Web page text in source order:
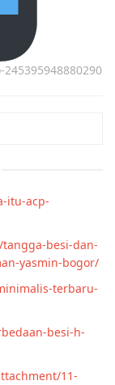
itu-acp-
besi-dan-
yasmin-bogor/
terbaru-
besi-h-
11-